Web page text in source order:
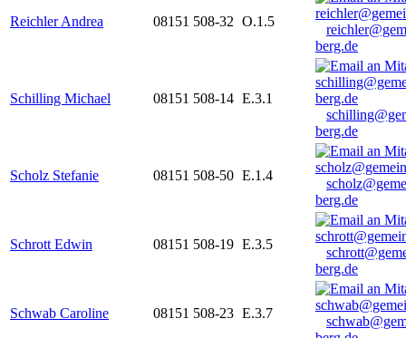
Reichler Andrea 08151 508-32 O.1.5
berg.de
Schilling Michael 08151 508-14 E.3.1
berg.de
Scholz Stefanie 08151 508-50 E.1.4
berg.de
Schrott Edwin 08151 508-19 E.3.5
berg.de
Schwab Caroline 08151 508-23 E.3.7